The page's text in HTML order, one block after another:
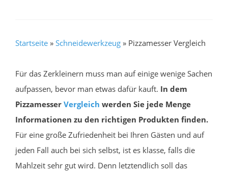
Startseite » Schneidewerkzeug » Pizzamesser Vergleich
Für das Zerkleinern muss man auf einige wenige Sachen
aufpassen, bevor man etwas dafür kauft. In dem
Pizzamesser Vergleich werden Sie jede Menge
Informationen zu den richtigen Produkten finden.
Für eine große Zufriedenheit bei Ihren Gästen und auf
jeden Fall auch bei sich selbst, ist es klasse, falls die
Mahlzeit sehr gut wird. Denn letztendlich soll das